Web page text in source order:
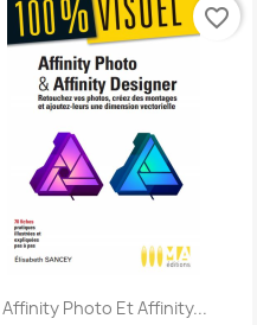
Affinity Photo Et Affinity...
favorite_border